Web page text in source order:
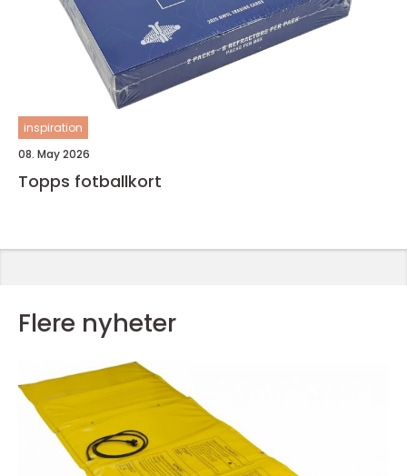
inspiration
08. May 2026
Topps fotballkort
Flere nyheter